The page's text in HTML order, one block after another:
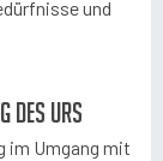
und
des URS
im Umgang mit